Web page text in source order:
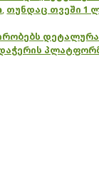
, თუნდაც თვეში 1